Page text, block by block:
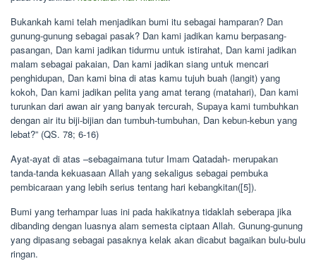
Bukankah kami telah menjadikan bumi itu sebagai hamparan? Dan
gunung-gunung sebagai pasak? Dan kami jadikan kamu berpasang-
pasangan, Dan kami jadikan tidurmu untuk istirahat, Dan kami jadikan
malam sebagai pakaian, Dan kami jadikan siang untuk mencari
penghidupan, Dan kami bina di atas kamu tujuh buah (langit) yang
kokoh, Dan kami jadikan pelita yang amat terang (matahari), Dan kami
turunkan dari awan air yang banyak tercurah, Supaya kami tumbuhkan
dengan air itu biji-bijian dan tumbuh-tumbuhan, Dan kebun-kebun yang
lebat?” (QS. 78; 6-16)
Ayat-ayat di atas –sebagaimana tutur Imam Qatadah- merupakan
tanda-tanda kekuasaan Allah yang sekaligus sebagai pembuka
pembicaraan yang lebih serius tentang hari kebangkitan([5]).
Bumi yang terhampar luas ini pada hakikatnya tidaklah seberapa jika
dibanding dengan luasnya alam semesta ciptaan Allah. Gunung-gunung
yang dipasang sebagai pasaknya kelak akan dicabut bagaikan bulu-bulu
ringan.